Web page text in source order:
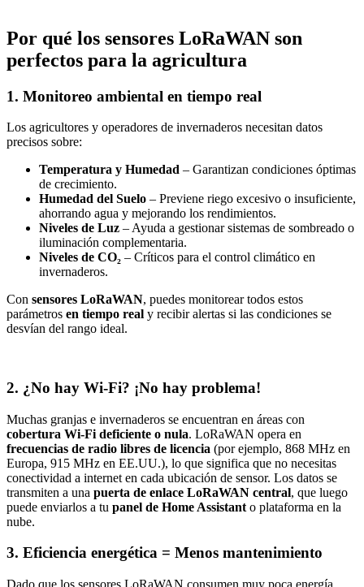
Por qué los sensores LoRaWAN son
perfectos para la agricultura
1. Monitoreo ambiental en tiempo real
Los agricultores y operadores de invernaderos necesitan datos
precisos sobre:
Temperatura y Humedad – Garantizan condiciones óptimas
de crecimiento.
Humedad del Suelo – Previene riego excesivo o insuficiente,
ahorrando agua y mejorando los rendimientos.
Niveles de Luz – Ayuda a gestionar sistemas de sombreado o
iluminación complementaria.
Niveles de CO₂ – Críticos para el control climático en
invernaderos.
Con sensores LoRaWAN, puedes monitorear todos estos
parámetros en tiempo real y recibir alertas si las condiciones se
desvían del rango ideal.
2. ¿No hay Wi-Fi? ¡No hay problema!
Muchas granjas e invernaderos se encuentran en áreas con
cobertura Wi-Fi deficiente o nula. LoRaWAN opera en
frecuencias de radio libres de licencia (por ejemplo, 868 MHz en
Europa, 915 MHz en EE.UU.), lo que significa que no necesitas
conectividad a internet en cada ubicación de sensor. Los datos se
transmiten a una puerta de enlace LoRaWAN central, que luego
puede enviarlos a tu panel de Home Assistant o plataforma en la
nube.
3. Eficiencia energética = Menos mantenimiento
Dado que los sensores LoRaWAN consumen muy poca energía,